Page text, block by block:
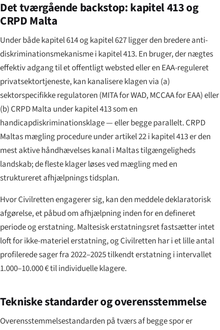
Det tværgående backstop: kapitel 413 og
CRPD Malta
Under både kapitel 614 og kapitel 627 ligger den bredere anti-
diskriminationsmekanisme i kapitel 413. En bruger, der nægtes
effektiv adgang til et offentligt websted eller en EAA-reguleret
privatsektortjeneste, kan kanalisere klagen via (a)
sektorspecifikke regulatoren (MITA for WAD, MCCAA for EAA) eller
(b) CRPD Malta under kapitel 413 som en
handicapdiskriminationsklage — eller begge parallelt. CRPD
Maltas mægling procedure under artikel 22 i kapitel 413 er den
mest aktive håndhævelses kanal i Maltas tilgængeligheds
landskab; de fleste klager løses ved mægling med en
struktureret afhjælpnings tidsplan.
Hvor Civilretten engagerer sig, kan den meddele deklaratorisk
afgørelse, et påbud om afhjælpning inden for en defineret
periode og erstatning. Maltesisk erstatningsret fastsætter intet
loft for ikke-materiel erstatning, og Civilretten har i et lille antal
profilerede sager fra 2022–2025 tilkendt erstatning i intervallet
1.000–10.000 € til individuelle klagere.
Tekniske standarder og overensstemmelse
Overensstemmelsestandarden på tværs af begge spor er